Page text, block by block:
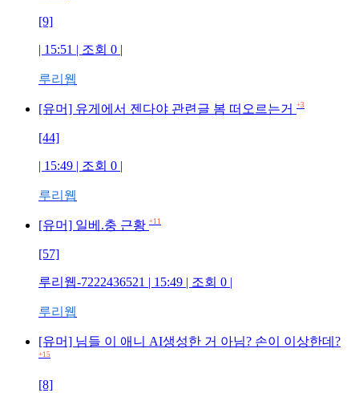
[9]
| 15:51 | 조회 0 |
루리웹
[유머] 유게에서 젠다야 관련글 봄 떠오르는거 +3
[44]
| 15:49 | 조회 0 |
루리웹
[유머] 일베.충 근황 +11
[57]
루리웹-7222436521 | 15:49 | 조회 0 |
루리웹
[유머] 님들 이 애니 AI생성한 거 아님? 손이 이상한데?
+15
[8]